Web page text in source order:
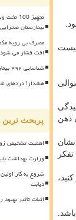
یا سوالی
ذهن
تجهیز
بیمارستان
مصرف بی رویه
افت فشار می شود
شناسایی ۴۹۲ بیماری نادر
هشدار! دردهای
پربحث ترین
اهمیت تشخیص
وزارت بهداشت
شروع به کار
دیابت
اثبات تأثیر بهبود رژیم